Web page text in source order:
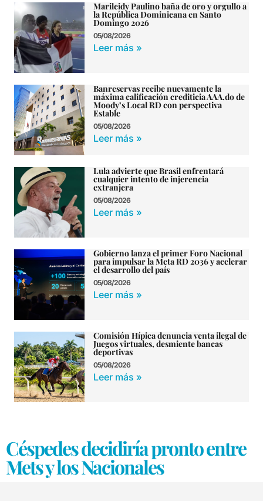
Marileidy Paulino baña de oro y orgullo a
la República Dominicana en Santo
Domingo 2026
05/08/2026
Leer más »
Banreservas recibe nuevamente la
máxima calificación crediticia AAA.do de
Moody’s Local RD con perspectiva
Estable
05/08/2026
Leer más »
Lula advierte que Brasil enfrentará
cualquier intento de injerencia
extranjera
05/08/2026
Leer más »
Gobierno lanza el primer Foro Nacional
para impulsar la Meta RD 2036 y acelerar
el desarrollo del país
05/08/2026
Leer más »
Comisión Hípica denuncia venta ilegal de
Juegos virtuales, desmiente bancas
deportivas
05/08/2026
Leer más »
Céspedes decidiría pronto entre
Mets y los Nacionales